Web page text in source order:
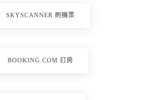
SKYSCANNER 刷機票
BOOKING.COM 訂房